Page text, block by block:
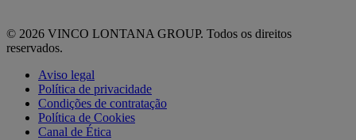
© 2026 VINCO LONTANA GROUP. Todos os direitos
reservados.
Aviso legal
Política de privacidade
Condições de contratação
Política de Cookies
Canal de Ética